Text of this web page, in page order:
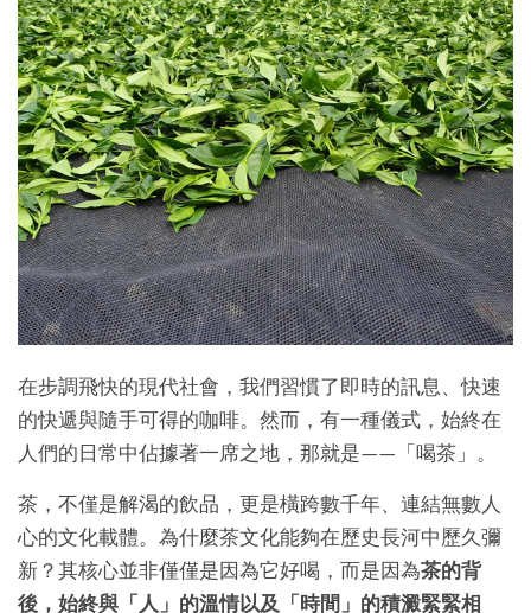
在步調飛快的現代社會，我們習慣了即時的訊息、快速
的快遞與隨手可得的咖啡。然而，有一種儀式，始終在
人們的日常中佔據著一席之地，那就是——「喝茶」。
茶，不僅是解渴的飲品，更是橫跨數千年、連結無數人
心的文化載體。為什麼茶文化能夠在歷史長河中歷久彌
新？其核心並非僅僅是因為它好喝，而是因為茶的背
後，始終與「人」的溫情以及「時間」的積澱緊緊相